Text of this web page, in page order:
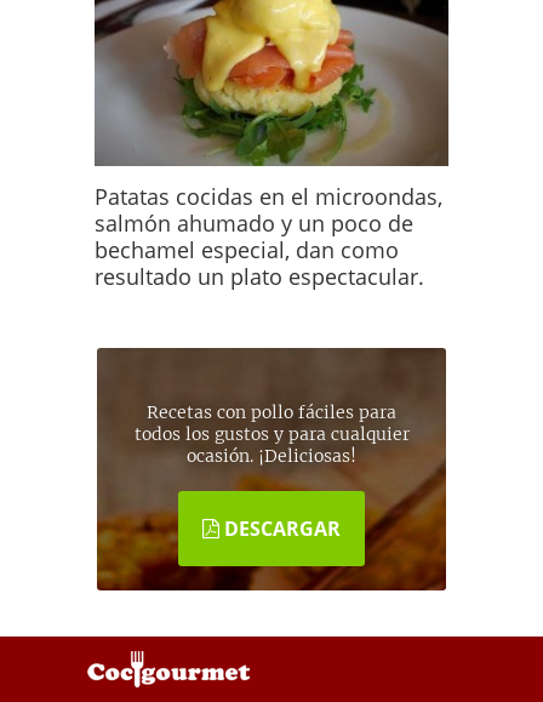
Patatas cocidas en el microondas,
salmón ahumado y un poco de
bechamel especial, dan como
resultado un plato espectacular.
Recetas con pollo fáciles para
todos los gustos y para cualquier
ocasión. ¡Deliciosas!
DESCARGAR